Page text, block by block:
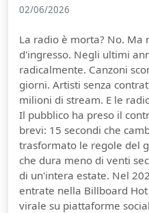
02/06/2026
La radio è morta? No. Ma
d'ingresso. Negli ultimi
radicalmente. Canzoni
giorni. Artisti senza
milioni di stream. E le
Il pubblico ha preso il
brevi: 15 secondi che
trasformato le regole del
che dura meno di venti
di un'intera estate. Nel
entrate nella Billboard
virale su piattaforme